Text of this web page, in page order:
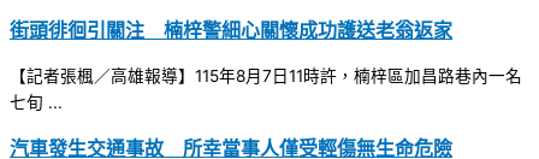
街頭徘徊引關注 楠梓警細心關懷成功護送老翁返家
【記者張楓／高雄報導】115年8月7日11時許，楠梓區加昌路巷內一名
七旬 ...
汽車發生交通事故 所幸當事人僅受輕傷無生命危險